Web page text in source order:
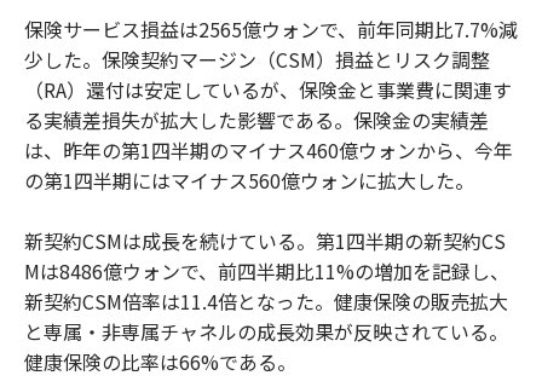
保険サービス損益は2565億ウォンで、前年同期比7.7%減
少した。保険契約マージン（CSM）損益とリスク調整
（RA）還付は安定しているが、保険金と事業費に関連す
る実績差損失が拡大した影響である。保険金の実績差
は、昨年の第1四半期のマイナス460億ウォンから、今年
の第1四半期にはマイナス560億ウォンに拡大した。
新契約CSMは成長を続けている。第1四半期の新契約CS
Mは8486億ウォンで、前四半期比11%の増加を記録し、
新契約CSM倍率は11.4倍となった。健康保険の販売拡大
と専属・非専属チャネルの成長効果が反映されている。
健康保険の比率は66%である。